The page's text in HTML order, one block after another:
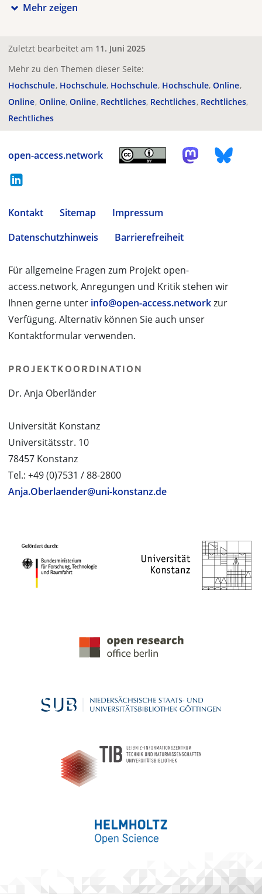
Mehr zeigen
Zuletzt bearbeitet am 11. Juni 2025
Mehr zu den Themen dieser Seite:
Hochschule Hochschule Hochschule Hochschule Online
Online Online Online Rechtliches Rechtliches Rechtliches
Rechtliches
open-access.network
Kontakt Sitemap
Impressum
Datenschutzhinweis
Barrierefreiheit
Für allgemeine Fragen zum Projekt open-
access.network, Anregungen und Kritik stehen wir
Ihnen gerne unter info@open-access.networkzur
Verfügung. Alternativ können Sie auch unser
Kontaktformular verwenden.
PROJEKTKOORDINATION
Dr. Anja Oberländer
Universität Konstanz
Universitätsstr. 10
78457 Konstanz
Tel.: +49 (0)7531 / 88-2800
Anja.Oberlaender@uni-konstanz.de